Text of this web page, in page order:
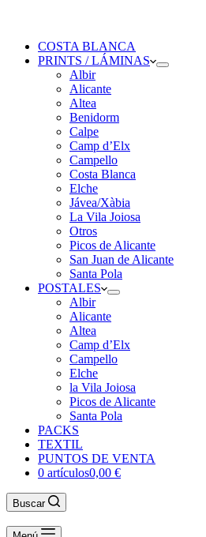
COSTA BLANCA
PRINTS / LÁMINAS
Albir
Alicante
Altea
Benidorm
Calpe
Camp d’Elx
Campello
Costa Blanca
Elche
Jávea/Xàbia
La Vila Joiosa
Otros
Picos de Alicante
San Juan de Alicante
Santa Pola
POSTALES
Albir
Alicante
Altea
Camp d’Elx
Campello
Elche
la Vila Joiosa
Picos de Alicante
Santa Pola
PACKS
TEXTIL
PUNTOS DE VENTA
0 artículos0,00 €
Buscar